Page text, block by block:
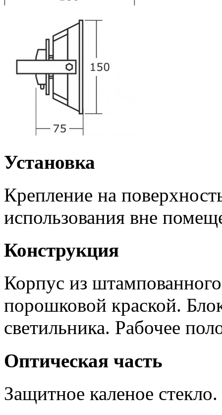
Установка
Крепление на
использования вне
Конструкция
Корпус из
порошковой краской.
светильника. Рабочее
Оптическая часть
Защитное каленое